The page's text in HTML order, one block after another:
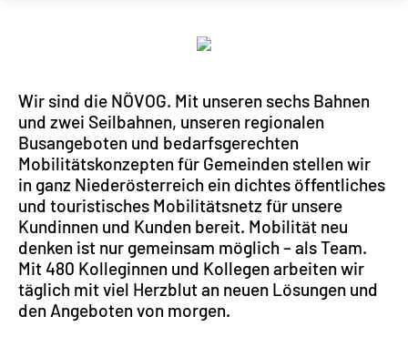
Wir sind die NÖVOG. Mit unseren sechs Bahnen
und zwei Seilbahnen, unseren regionalen
Busangeboten und bedarfsgerechten
Mobilitätskonzepten für Gemeinden stellen wir
in ganz Niederösterreich ein dichtes öffentliches
und touristisches Mobilitätsnetz für unsere
Kundinnen und Kunden bereit. Mobilität neu
denken ist nur gemeinsam möglich – als Team.
Mit 480 Kolleginnen und Kollegen arbeiten wir
täglich mit viel Herzblut an neuen Lösungen und
den Angeboten von morgen.